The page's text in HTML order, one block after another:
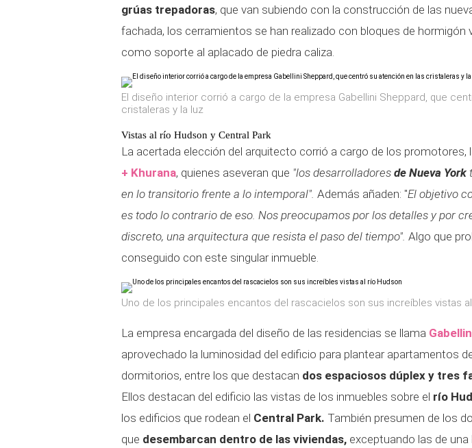
grúas trepadoras, que van subiendo con la construcción de las
fachada, los cerramientos se han realizado con bloques de hormigón
como soporte al aplacado de piedra caliza.
El diseño interior corrió a cargo de la empresa Gabellini Sheppard, que
cristaleras y la luz
Vistas al río Hudson y Central Park
La acertada elección del arquitecto corrió a cargo de los promotores,
+ Khurana, quienes aseveran que "los desarrolladores de Nueva York
en lo transitorio frente a lo intemporal". Además añaden: "El objetivo
es todo lo contrario de eso. Nos preocupamos por los detalles y por
discreto, una arquitectura que resista el paso del tiempo". Algo que
conseguido con este singular inmueble.
Uno de los principales encantos del rascacielos son sus increíbles vistas
La empresa encargada del diseño de las residencias se llama
aprovechado la luminosidad del edificio para plantear apartamentos
dormitorios, entre los que destacan dos espaciosos dúplex y tres
Ellos destacan del edificio las vistas de los inmuebles sobre el río
los edificios que rodean el Central Park. También presumen de los
que desembarcan dentro de las viviendas, exceptuando las de